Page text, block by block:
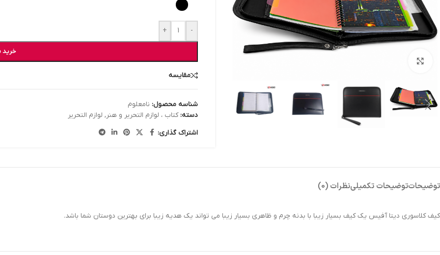
-
+
مقایسه
شناسه محصول: نامعلوم
دسته: کتاب ، لوازم التحریر و هنر, لوازم التحریر
اشتراک گذاری:
توضیحاتتوضیحات تکمیلینظرات (0)
کیف کلاسوری دیتا آفیس یک کیف بسیار زیبا با بدنه چرم و ظاهری بسیار زیبا می تواند یک هدیه زیبا برای بهترین دوستان شما باشد.